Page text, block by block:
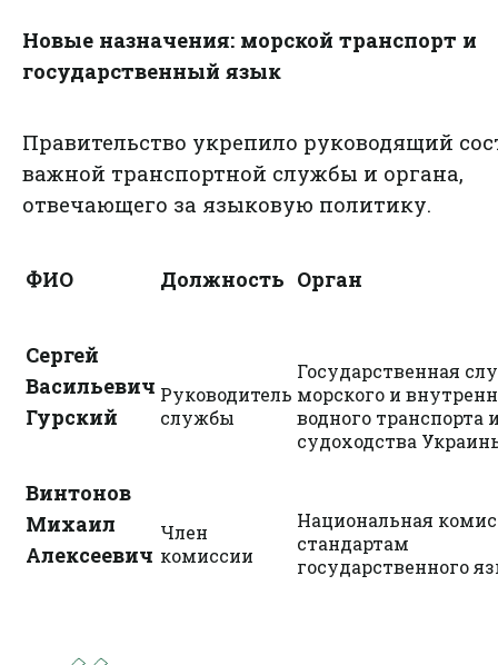
Новые назначения: морской транспорт и
государственный язык
Правительство укрепило руководящий
важной транспортной службы и органа,
отвечающего за языковую политику.
ФИО Должность Орган
Сергей
Васильевич
Гурский
Руководитель
службы
Государственная
морского и
водного транспорта
судоходства
Винтонов
Михаил
Алексеевич
Член
комиссии
Национальная
стандартам
государственного